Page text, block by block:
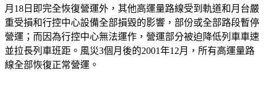
月18日即完全恢復營運外，其他高運量路線受到軌道和月台嚴
重受損和行控中心設備全部損毀的影響，部份或全部路段暫停
營運；而因為行控中心無法運作，營運部分被迫降低列車車速
並拉長列車班距。風災3個月後的2001年12月，所有高運量路
線全部恢復正常營運。